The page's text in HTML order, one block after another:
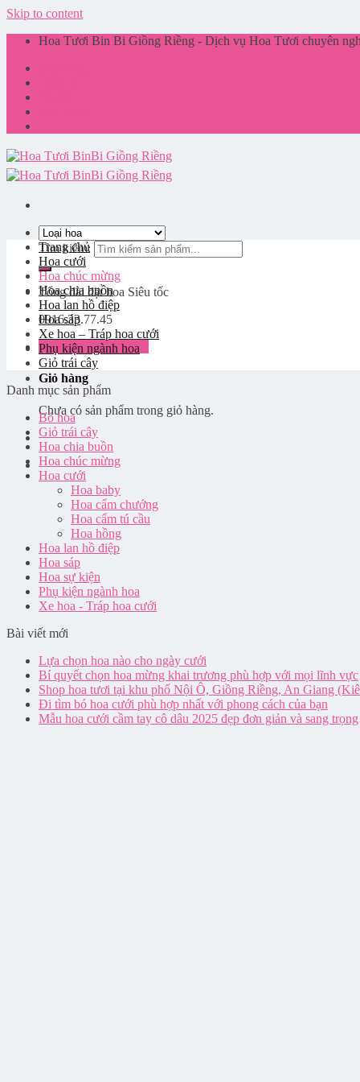
Skip to content
Hoa Tươi Bin Bi Giồng Riềng - Dịch vụ Hoa Tươi chuyên
Tìm kiếm:
Tổng đài đặt hoa Siêu tốc
0916.33.77.45
Đăng nhập / Đăng ký
Giỏ hàng
Chưa có sản phẩm trong giỏ hàng.
Trang chủ
Hoa cưới
Hoa chúc mừng
Hoa chia buồn
Hoa lan hồ điệp
Hoa sáp
Xe hoa – Tráp hoa cưới
Phụ kiện ngành hoa
Giỏ trái cây
Danh mục sản phẩm
Bó hoa
Giỏ trái cây
Hoa chia buồn
Hoa chúc mừng
Hoa cưới
Hoa baby
Hoa cẩm chướng
Hoa cẩm tú cầu
Hoa hồng
Hoa lan hồ điệp
Hoa sáp
Hoa sự kiện
Phụ kiện ngành hoa
Xe hoa - Tráp hoa cưới
Bài viết mới
Lựa chọn hoa nào cho ngày cưới
Bí quyết chọn hoa mừng khai trương phù hợp với mọi lĩnh vực
Shop hoa tươi tại khu phố Nội Ô, Giồng Riềng, An Giang
Đi tìm bó hoa cưới phù hợp nhất với phong cách của bạn
Mẫu hoa cưới cầm tay cô dâu 2025 đẹp đơn giản và sang trọng